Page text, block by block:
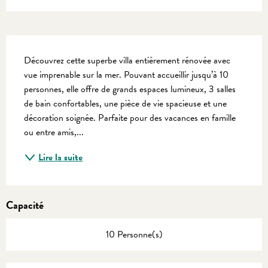
Découvrez cette superbe villa entièrement rénovée avec
vue imprenable sur la mer. Pouvant accueillir jusqu’à 10
personnes, elle offre de grands espaces lumineux, 3 salles
de bain confortables, une pièce de vie spacieuse et une
décoration soignée. Parfaite pour des vacances en famille
ou entre amis,...
Lire la suite
Capacité
10 Personne(s)